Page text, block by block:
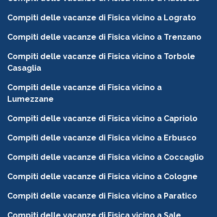
Compiti delle vacanze di Fisica vicino a Lograto
Compiti delle vacanze di Fisica vicino a Trenzano
Compiti delle vacanze di Fisica vicino a Torbole
Casaglia
Compiti delle vacanze di Fisica vicino a
Lumezzane
Compiti delle vacanze di Fisica vicino a Capriolo
Compiti delle vacanze di Fisica vicino a Erbusco
Compiti delle vacanze di Fisica vicino a Coccaglio
Compiti delle vacanze di Fisica vicino a Cologne
Compiti delle vacanze di Fisica vicino a Paratico